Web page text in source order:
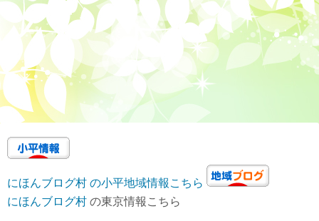
にほんブログ村 の小平地域情報こちら
にほんブログ村 の東京情報こちら